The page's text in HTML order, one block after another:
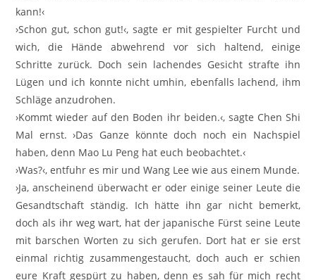
kann!‹
›Schon gut, schon gut!‹, sagte er mit gespielter Furcht und
wich, die Hände abwehrend vor sich haltend, einige
Schritte zurück. Doch sein lachendes Gesicht strafte ihn
Lügen und ich konnte nicht umhin, ebenfalls lachend, ihm
Schläge anzudrohen.
›Kommt wieder auf den Boden ihr beiden.‹, sagte Chen Shi
Mal ernst. ›Das Ganze könnte doch noch ein Nachspiel
haben, denn Mao Lu Peng hat euch beobachtet.‹
›Was?‹, entfuhr es mir und Wang Lee wie aus einem Munde.
›Ja, anscheinend überwacht er oder einige seiner Leute die
Gesandtschaft ständig. Ich hätte ihn gar nicht bemerkt,
doch als ihr weg wart, hat der japanische Fürst seine Leute
mit barschen Worten zu sich gerufen. Dort hat er sie erst
einmal richtig zusammengestaucht, doch auch er schien
eure Kraft gespürt zu haben, denn es sah für mich recht